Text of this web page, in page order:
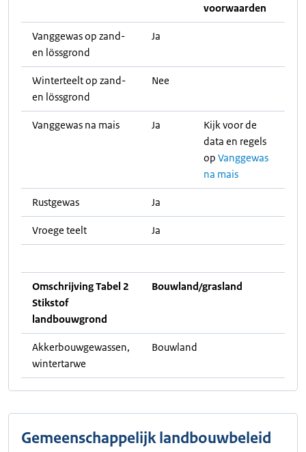
voorwaarden
Vanggewas op zand-
en lössgrond
Ja
Winterteelt op zand-
en lössgrond
Nee
Vanggewas na mais Ja
Kijk voor de
data en regels
op Vanggewas
na mais
Rustgewas Ja
Vroege teelt Ja
Omschrijving Tabel 2
Stikstof
landbouwgrond
Bouwland/grasland
Akkerbouwgewassen,
wintertarwe
Bouwland
Gemeenschappelijk landbouwbeleid